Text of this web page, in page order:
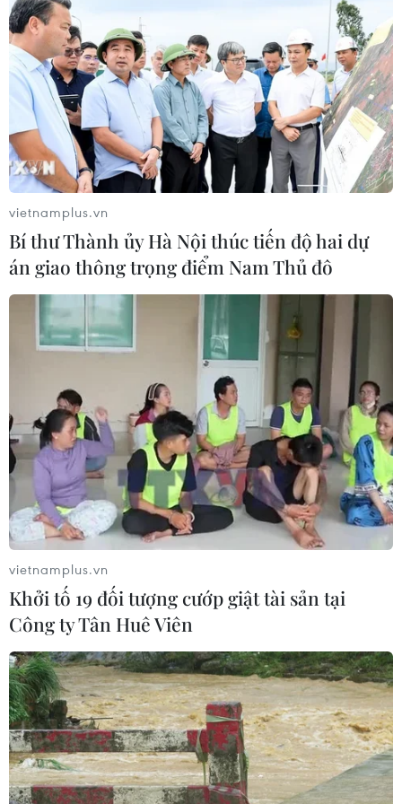
qua tháng đẫm máu nhất
05/08/2026 23:47
Đức điều tra vụ UAV gắn thuốc nổ
xuất hiện tại sân bay
05/08/2026 23:43
Bất ổn địa chính trị kìm hãm tăng
trưởng Eurozone
Tổng thống Nga thay đổi vị
trí các chỉ huy tại mặt trận Ukraine
05/08/2026 15:26
Đâm dao ở trung tâm London, một
nữ nghi phạm bị bắt giữ
05/08/2026 15:07
Nhiều chuyến bay tại Đức chuyển
hướng do vật thể bay gần đường
băng
05/08/2026 10:54
Dự luật trừng phạt Nga của
Mỹ có thể khiến châu Âu chịu tác
vietnamplus.vn
Bí thư Thành ủy Hà Nội thúc tiến độ hai dự
án giao thông trọng điểm Nam Thủ đô
vietnamplus.vn
Khởi tố 19 đối tượng cướp giật tài sản tại
Công ty Tân Huê Viên